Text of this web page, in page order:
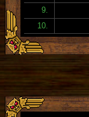
9.
10.